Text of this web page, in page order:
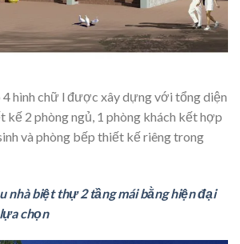
hình chữ l được xây dựng với tổng diện
kế 2 phòng ngủ, 1 phòng khách kết hợp
và phòng bếp thiết kế riêng trong
nhà biệt thự 2 tầng mái bằng hiện đại
chọn